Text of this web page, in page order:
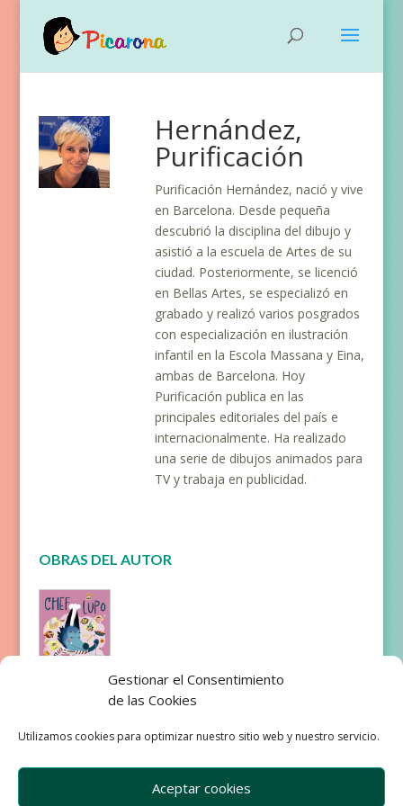
Gestionar el Consentimiento
de las Cookies
Utilizamos cookies para optimizar nuestro sitio web y nuestro servicio.
Aceptar cookies
Hernández,
Purificación
Purificación Hernández, nació y vive
en Barcelona. Desde pequeña
descubrió la disciplina del dibujo y
asistió a la escuela de Artes de su
ciudad. Posteriormente, se licenció
en Bellas Artes, se especializó en
grabado y realizó varios posgrados
con especialización en ilustración
infantil en la Escola Massana y Eina,
ambas de Barcelona. Hoy
Purificación publica en las
principales editoriales del país e
internacionalmente. Ha realizado
una serie de dibujos animados para
TV y trabaja en publicidad.
OBRAS DEL AUTOR